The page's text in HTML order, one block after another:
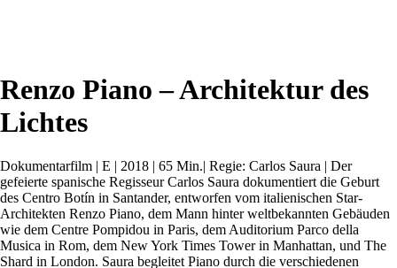
Renzo Piano – Architektur des
Lichtes
Dokumentarfilm | E | 2018 | 65 Min.| Regie: Carlos Saura | Der
gefeierte spanische Regisseur Carlos Saura dokumentiert die Geburt
des Centro Botín in Santander, entworfen vom italienischen Star-
Architekten Renzo Piano, dem Mann hinter weltbekannten Gebäuden
wie dem Centre Pompidou in Paris, dem Auditorium Parco della
Musica in Rom, dem New York Times Tower in Manhattan, und The
Shard in London. Saura begleitet Piano durch die verschiedenen